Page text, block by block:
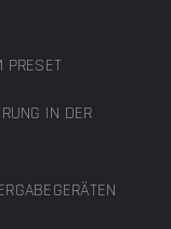
PRESET
IN DER